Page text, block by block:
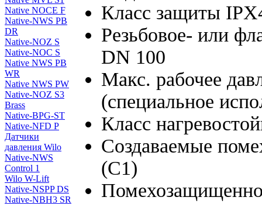
Native NOCE F
Native-NWS PB
DR
Native-NOZ S
Native-NOC S
Native NWS PB
WR
Native NWS PW
Native-NOZ S3
Brass
Native-BPG-ST
Native-NFD P
Датчики
давления Wilo
Native-NWS
Control 1
Wilo W-Lift
Native-NSPP DS
Native-NBH3 SR
Класс защиты
Резьбовое- или
DN 100
Макс. рабочее
(специальное
Класс
Создаваемые
(C1)